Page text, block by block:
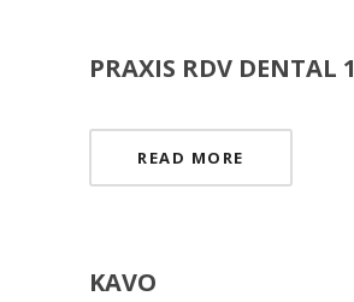
PRAXIS RDV DENTAL 1
READ MORE
KAVO